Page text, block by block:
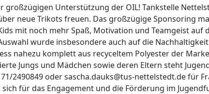
großzügigen Unterstützung der OIL! Tankstelle
neue Trikots freuen. Das großzügige Sponsoring
mit noch mehr Spaß, Motivation und Teamgeist auf
wurde insbesondere auch auf die
nahezu komplett aus recyceltem Polyester der
Jungs und Mädchen sowie deren Eltern steht
2490849 oder sascha.dauks@tus-nettelstedt.de für
für das Engagement und die Förderung im